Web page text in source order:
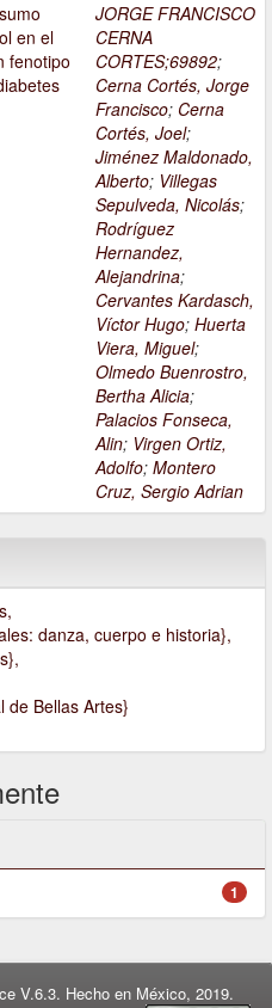
en el
fenotipo
JORGE FRANCISCO
CERNA
CORTES;69892;
Cerna Cortés, Jorge
Francisco; Cerna
Cortés, Joel;
Jiménez Maldonado,
Alberto; Villegas
Sepulveda, Nicolás;
Rodríguez
Hernandez,
Alejandrina;
Cervantes Kardasch,
Víctor Hugo; Huerta
Viera, Miguel;
Olmedo Buenrostro,
Bertha Alicia;
Palacios Fonseca,
Alin; Virgen Ortiz,
Adolfo; Montero
Cruz, Sergio Adrian
danza, cuerpo e historia},
Bellas Artes}
1
V.6.3. Hecho en México, 2019.